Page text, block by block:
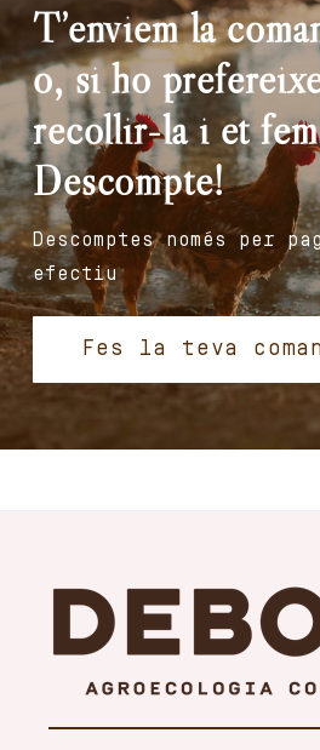
T’enviem la
o, si ho
recollir-la i et
Descompte!
Descomptes només per
efectiu
Fes la teva